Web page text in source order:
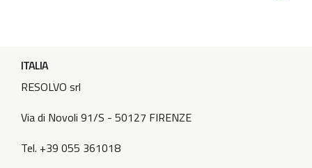
ITALIA
RESOLVO srl
Via di Novoli 91/S - 50127 FIRENZE
Tel. +39 055 361018